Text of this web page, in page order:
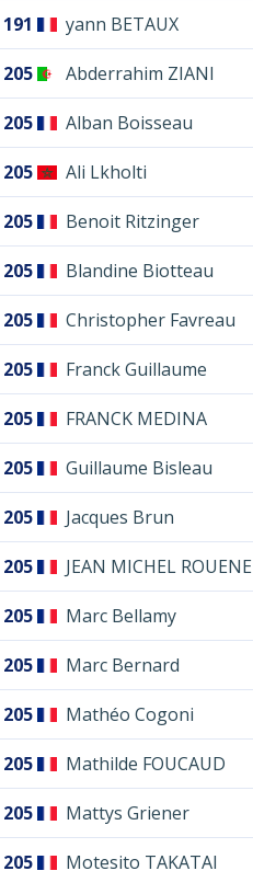
191 yann BETAUX
205 Abderrahim ZIANI
205 Alban Boisseau
205 Ali Lkholti
205 Benoit Ritzinger
205 Blandine Biotteau
205 Christopher Favreau
205 Franck Guillaume
205 FRANCK MEDINA
205 Guillaume Bisleau
205 Jacques Brun
205 JEAN MICHEL ROUENE
205 Marc Bellamy
205 Marc Bernard
205 Mathéo Cogoni
205 Mathilde FOUCAUD
205 Mattys Griener
205 Motesito TAKATAI